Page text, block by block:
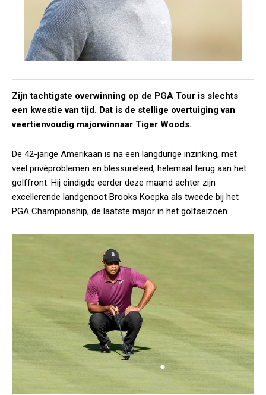
Zijn tachtigste overwinning op de PGA Tour is slechts
een kwestie van tijd. Dat is de stellige overtuiging van
veertienvoudig majorwinnaar Tiger Woods.
De 42-jarige Amerikaan is na een langdurige inzinking, met
veel privéproblemen en blessureleed, helemaal terug aan het
golffront. Hij eindigde eerder deze maand achter zijn
excellerende landgenoot Brooks Koepka als tweede bij het
PGA Championship, de laatste major in het golfseizoen.